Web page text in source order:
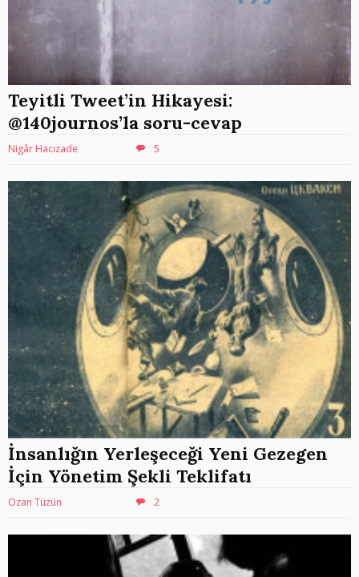
Teyitli Tweet’in Hikayesi:
@140journos’la soru-cevap
Nigâr Hacızade 5
İnsanlığın Yerleşeceği Yeni Gezegen
İçin Yönetim Şekli Teklifatı
Ozan Tüzün 2